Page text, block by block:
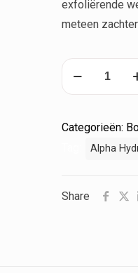
exfoliërende
meteen
Alpha
Lac
Lotion
ml
Categorieën:
Alpha
Share